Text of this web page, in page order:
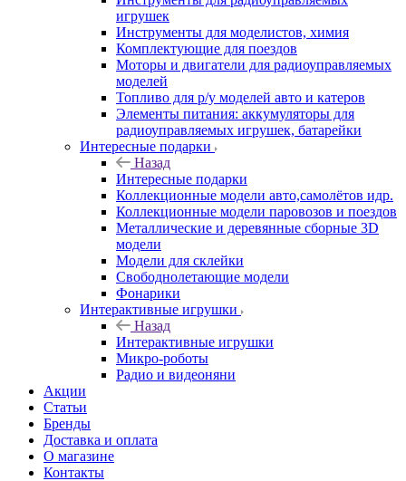
игрушек
Инструменты для моделистов, химия
Комплектующие для поездов
Моторы и двигатели для радиоуправляемых
моделей
Топливо для р/у моделей авто и катеров
Элементы питания: аккумуляторы для
радиоуправляемых игрушек, батарейки
Интересные подарки
Назад
Интересные подарки
Коллекционные модели авто,самолётов идр.
Коллекционные модели паровозов и поездов
Металлические и деревянные сборные 3D
модели
Модели для склейки
Свободнолетающие модели
Фонарики
Интерактивные игрушки
Назад
Интерактивные игрушки
Микро-роботы
Радио и видеоняни
Акции
Статьи
Бренды
Доставка и оплата
О магазине
Контакты